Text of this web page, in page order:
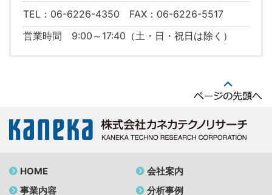
TEL：06-6226-4350 FAX：06-6226-5517
営業時間 9:00～17:40（土・日・祝日は除く）
HOME
会社案内
事業内容
分析事例